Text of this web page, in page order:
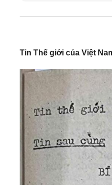
Tin Thế giới của Việt